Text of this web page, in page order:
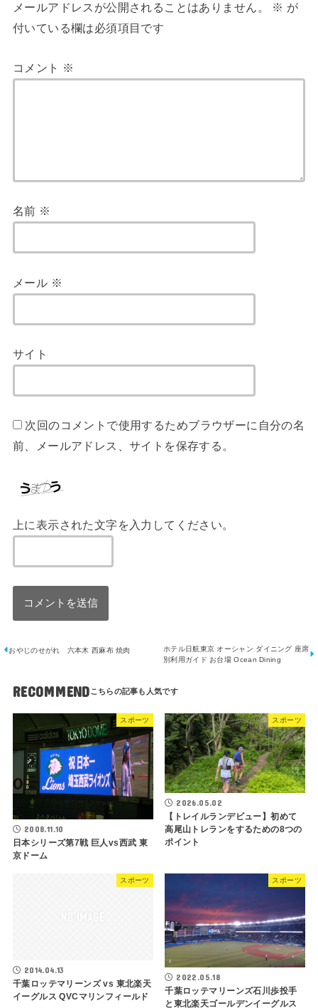
メールアドレスが公開されることはありません。 ※ が
付いている欄は必須項目です
コメント ※
名前 ※
メール ※
サイト
次回のコメントで使用するためブラウザーに自分の名
前、メールアドレス、サイトを保存する。
上に表示された文字を入力してください。
おやじのせがれ 六本木 西麻布 焼肉
ホテル日航東京 オーシャン ダイニング 座席
別利用ガイド お台場 Ocean Dining
RECOMMEND
スポーツ
2008.11.10
日本シリーズ第7戦 巨人vs西武 東
京ドーム
スポーツ
2026.05.02
【トレイルランデビュー】初めて
高尾山トレランをするための8つの
ポイント
スポーツ
2014.04.13
千葉ロッテマリーンズ vs 東北楽天
イーグルス QVCマリンフィールド
スポーツ
2022.05.18
千葉ロッテマリーンズ石川歩投手
と東北楽天ゴールデンイーグルス